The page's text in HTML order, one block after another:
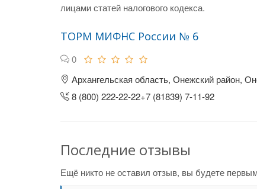
лицами статей налогового кодекса.
ТОРМ МИФНС России № 6
0
Архангельская область, Онежский район,
8 (800) 222-22-22+7 (81839) 7-11-92
Последние отзывы
Ещё никто не оставил отзыв, вы будете